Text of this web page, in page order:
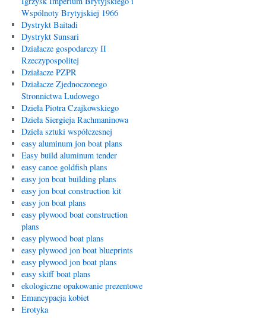
Wspólnoty Brytyjskiej 1966
Dystrykt Baitadi
Dystrykt Sunsari
Działacze gospodarczy II
Rzeczypospolitej
Działacze PZPR
Działacze Zjednoczonego
Stronnictwa Ludowego
Dzieła Piotra Czajkowskiego
Dzieła Siergieja Rachmaninowa
Dzieła sztuki współczesnej
easy aluminum jon boat plans
Easy build aluminum tender
easy canoe goldfish plans
easy jon boat building plans
easy jon boat construction kit
easy jon boat plans
easy plywood boat construction
plans
easy plywood boat plans
easy plywood jon boat blueprints
easy plywood jon boat plans
easy skiff boat plans
ekologiczne opakowanie prezentowe
Emancypacja kobiet
Erotyka